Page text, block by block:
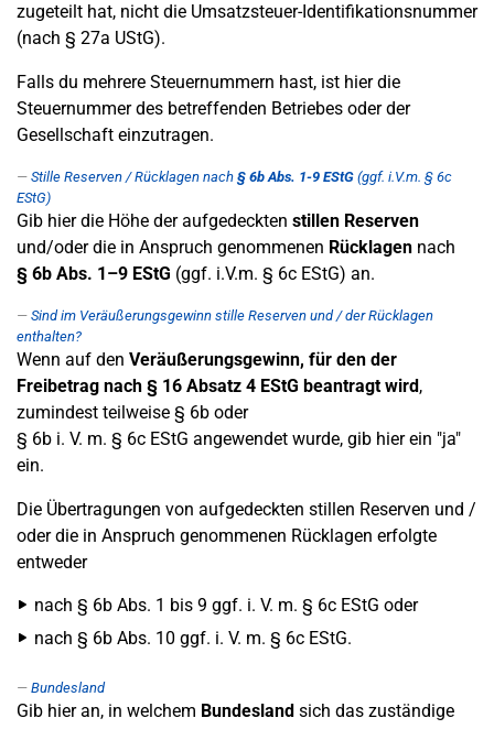
zugeteilt hat, nicht die Umsatzsteuer-Identifikationsnummer
(nach § 27a UStG).
Falls du mehrere Steuernummern hast, ist hier die
Steuernummer des betreffenden Betriebes oder der
Gesellschaft einzutragen.
Stille Reserven / Rücklagen nach § 6b Abs. 1-9 EStG (ggf. i.V.m. § 6c
EStG)
Gib hier die Höhe der aufgedeckten stillen Reserven
und/oder die in Anspruch genommenen Rücklagen nach
§ 6b Abs. 1–9 EStG (ggf. i.V.m. § 6c EStG) an.
Sind im Veräußerungsgewinn stille Reserven und / der Rücklagen
enthalten?
Wenn auf den Veräußerungsgewinn, für den der
Freibetrag nach § 16 Absatz 4 EStG beantragt wird,
zumindest teilweise § 6b oder
§ 6b i. V. m. § 6c EStG angewendet wurde, gib hier ein "ja"
ein.
Die Übertragungen von aufgedeckten stillen Reserven und /
oder die in Anspruch genommenen Rücklagen erfolgte
entweder
nach § 6b Abs. 1 bis 9 ggf. i. V. m. § 6c EStG oder
nach § 6b Abs. 10 ggf. i. V. m. § 6c EStG.
Bundesland
Gib hier an, in welchem Bundesland sich das zuständige